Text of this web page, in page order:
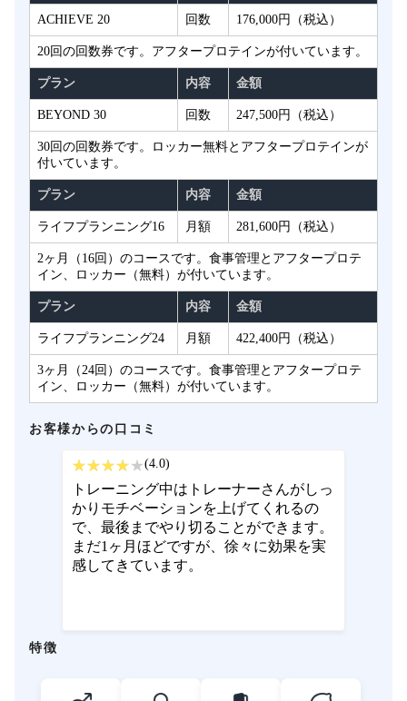
ACHIEVE 20 回数 176,000円（税込）
20回の回数券です。アフタープロテインが付いています。
プラン 内容 金額
BEYOND 30 回数 247,500円（税込）
30回の回数券です。ロッカー無料とアフタープロテインが
付いています。
プラン 内容 金額
ライフプランニング16 月額 281,600円（税込）
2ヶ月（16回）のコースです。食事管理とアフタープロテ
イン、ロッカー（無料）が付いています。
プラン 内容 金額
ライフプランニング24 月額 422,400円（税込）
3ヶ月（24回）のコースです。食事管理とアフタープロテ
イン、ロッカー（無料）が付いています。
お客様からの口コミ
(4.0)
トレーニング中はトレーナーさんがしっ
かりモチベーションを上げてくれるの
で、最後までやり切ることができます。
まだ1ヶ月ほどですが、徐々に効果を実
感してきています。
特徴